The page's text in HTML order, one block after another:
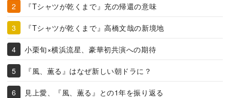
『Tシャツが乾くまで』充の帰還の意味
『Tシャツが乾くまで』高橋文哉の新境地
小栗旬×横浜流星、豪華初共演への期待
『風、薫る』はなぜ新しい朝ドラに？
見上愛、『風、薫る』との1年を振り返る